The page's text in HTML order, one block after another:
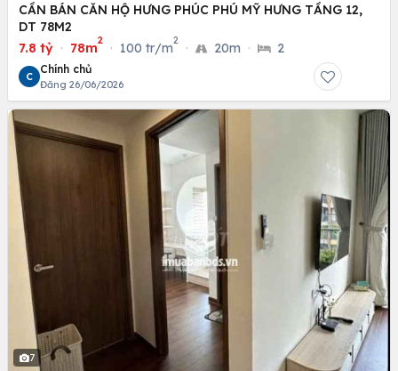
CẦN BÁN CĂN HỘ HƯNG PHÚC PHÚ MỸ HƯNG TẦNG 12,
DT 78M2
7.8 tỷ · 78m
2
· 100 tr/m
2
· 20m · 2
C
Chính chủ
Đăng 26/06/2026
7